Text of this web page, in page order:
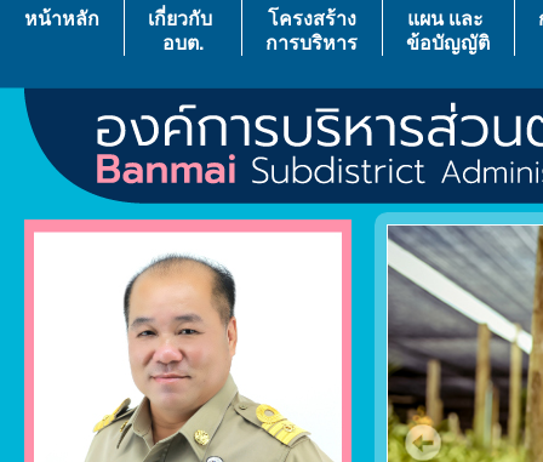
หน้าหลัก
เกี่ยวกับ
อบต.
โครงสร้าง
การบริหาร
แผน เเละ
ข้อบัญญัติ